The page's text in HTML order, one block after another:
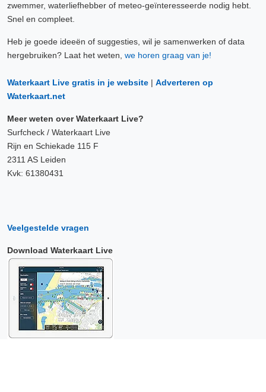
zwemmer, waterliefhebber of meteo-geïnteresseerde nodig hebt.
Snel en compleet.
Heb je goede ideeën of suggesties, wil je samenwerken of data
hergebruiken? Laat het weten, we horen graag van je!
Waterkaart Live gratis in je website | Adverteren op
Waterkaart.net
Meer weten over Waterkaart Live?
Surfcheck / Waterkaart Live
Rijn en Schiekade 115 F
2311 AS Leiden
Kvk: 61380431
Veelgestelde vragen
Download Waterkaart Live